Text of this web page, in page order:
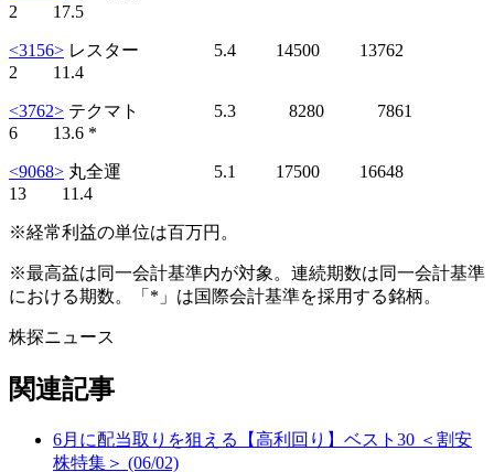
2 17.5
<3156> レスター 5.4 14500 13762
2 11.4
<3762> テクマト 5.3 8280 7861
6 13.6 *
<9068> 丸全運 5.1 17500 16648
13 11.4
※経常利益の単位は百万円。
※最高益は同一会計基準内が対象。連続期数は同一会計基準
における期数。「*」は国際会計基準を採用する銘柄。
株探ニュース
関連記事
6月に配当取りを狙える【高利回り】ベスト30 ＜割安
株特集＞ (06/02)